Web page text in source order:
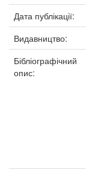
Дата публікації:
Видавництво:
Бібліографічний
опис: